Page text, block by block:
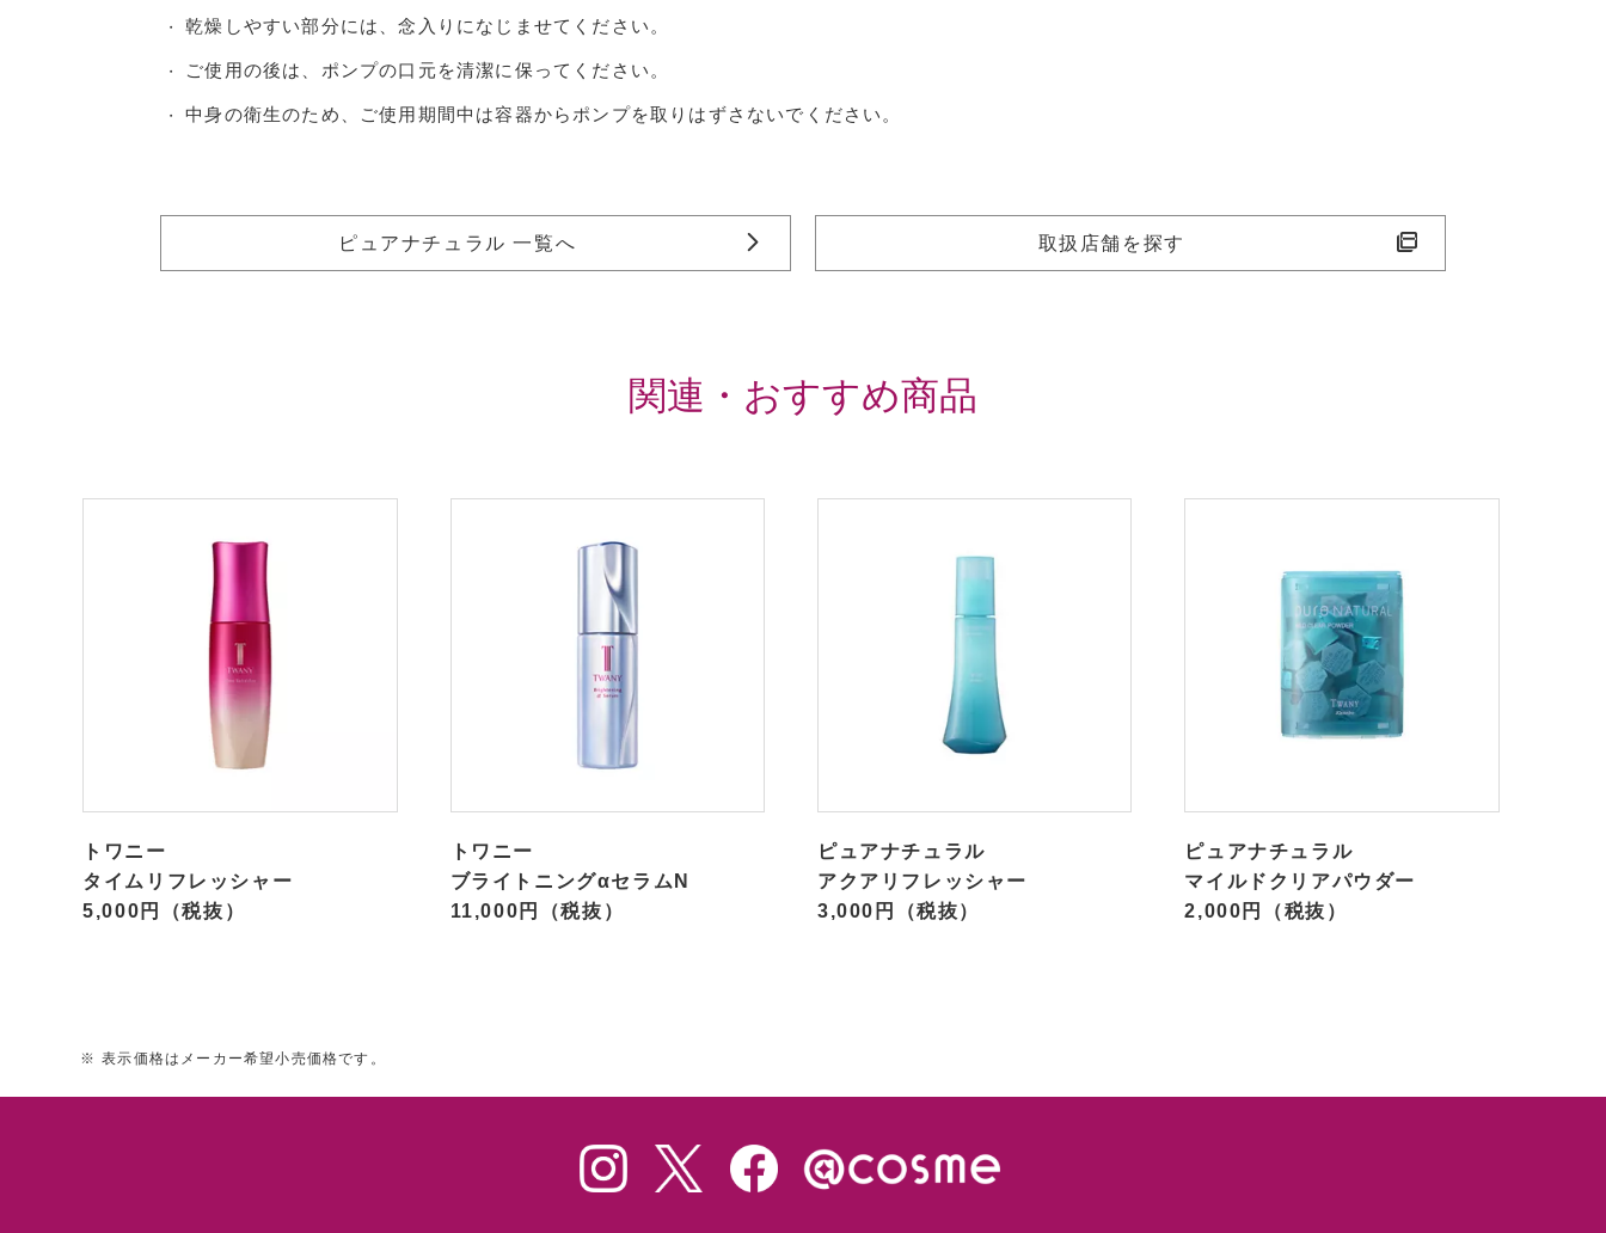
・ 乾燥しやすい部分には、念入りになじませてください。
・ ご使用の後は、ポンプの口元を清潔に保ってください。
・ 中身の衛生のため、ご使用期間中は容器からポンプを取りはずさないでください。
ピュアナチュラル 一覧へ 取扱店舗を探す
関連・おすすめ商品
トワニー
タイムリフレッシャー
5,000円（税抜）
トワニー
ブライトニングαセラムN
11,000円（税抜）
ピュアナチュラル
アクアリフレッシャー
3,000円（税抜）
ピュアナチュラル
マイルドクリアパウダー
2,000円（税抜）
※ 表示価格はメーカー希望小売価格です。